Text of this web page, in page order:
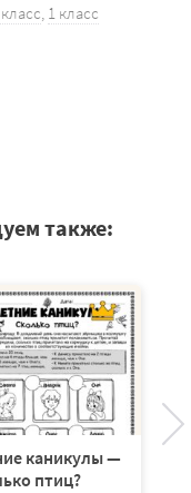
, 1 класс
также:
каникулы —
птиц?